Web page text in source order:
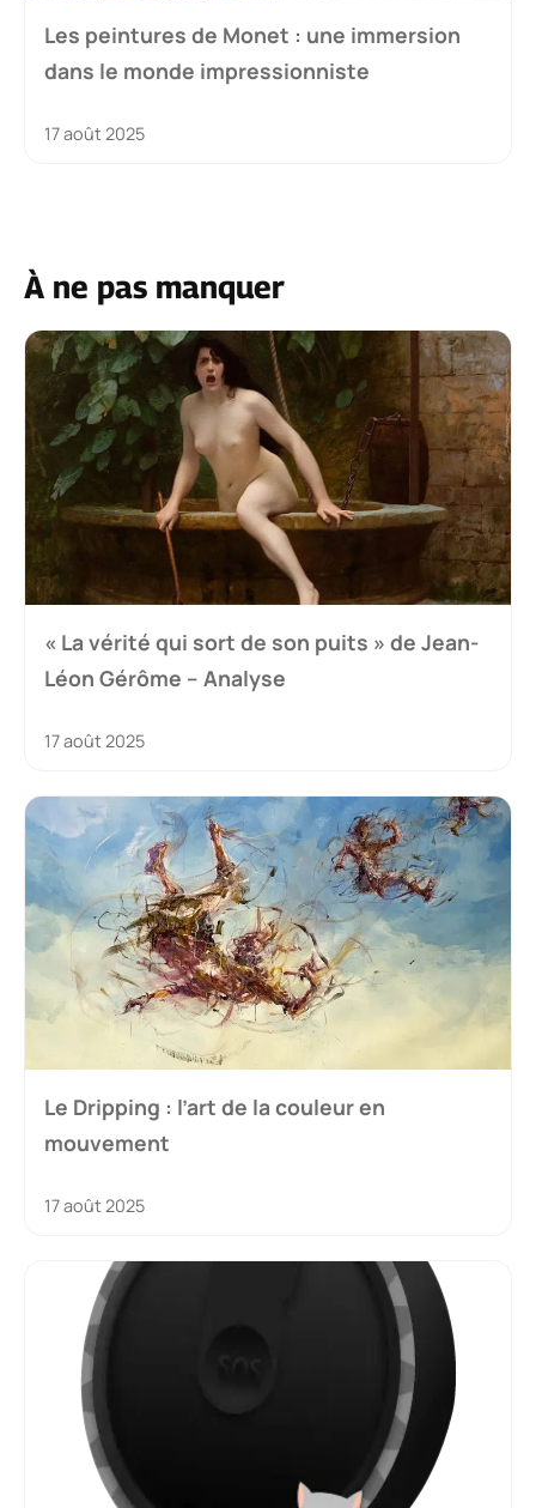
Les peintures de Monet : une immersion
dans le monde impressionniste
17 août 2025
À ne pas manquer
« La vérité qui sort de son puits » de Jean-
Léon Gérôme – Analyse
17 août 2025
Le Dripping : l’art de la couleur en
mouvement
17 août 2025